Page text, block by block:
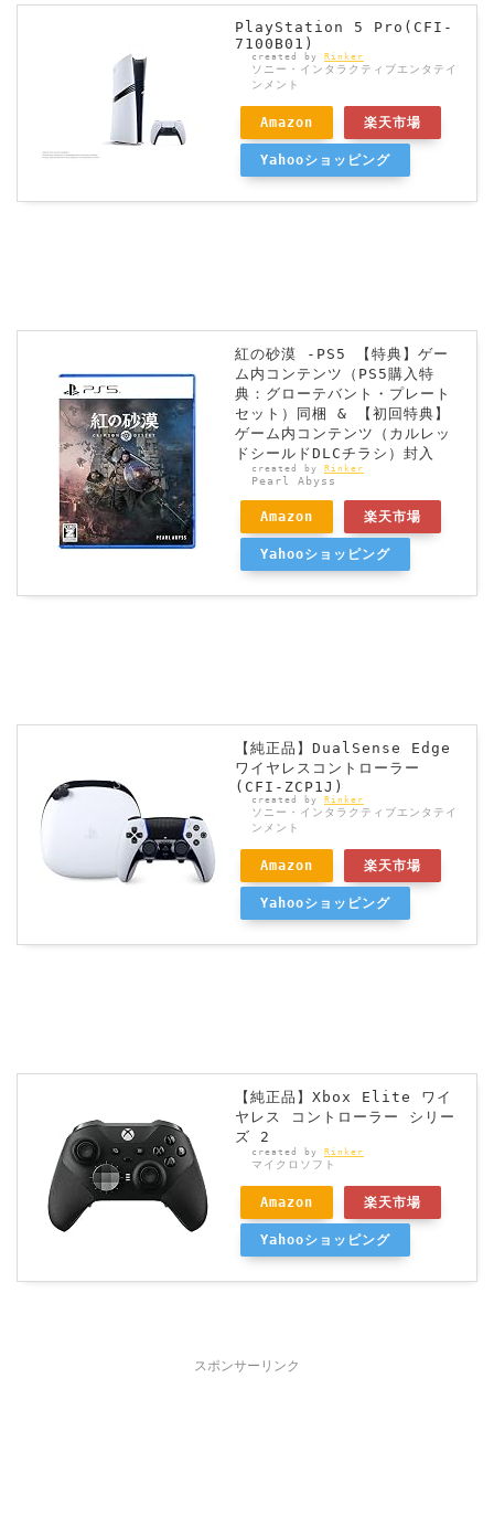
PlayStation 5 Pro(CFI-
7100B01)
created by Rinker
ソニー・インタラクティブエンタテイ
ンメント
Amazon 楽天市場
Yahooショッピング
紅の砂漠 -PS5 【特典】ゲー
ム内コンテンツ（PS5購入特
典：グローテバント・プレート
セット）同梱 & 【初回特典】
ゲーム内コンテンツ（カルレッ
ドシールドDLCチラシ）封入
created by Rinker
Pearl Abyss
Amazon 楽天市場
Yahooショッピング
【純正品】DualSense Edge
ワイヤレスコントローラー
(CFI-ZCP1J)
created by Rinker
ソニー・インタラクティブエンタテイ
ンメント
Amazon 楽天市場
Yahooショッピング
【純正品】Xbox Elite ワイ
ヤレス コントローラー シリー
ズ 2
created by Rinker
マイクロソフト
Amazon 楽天市場
Yahooショッピング
スポンサーリンク